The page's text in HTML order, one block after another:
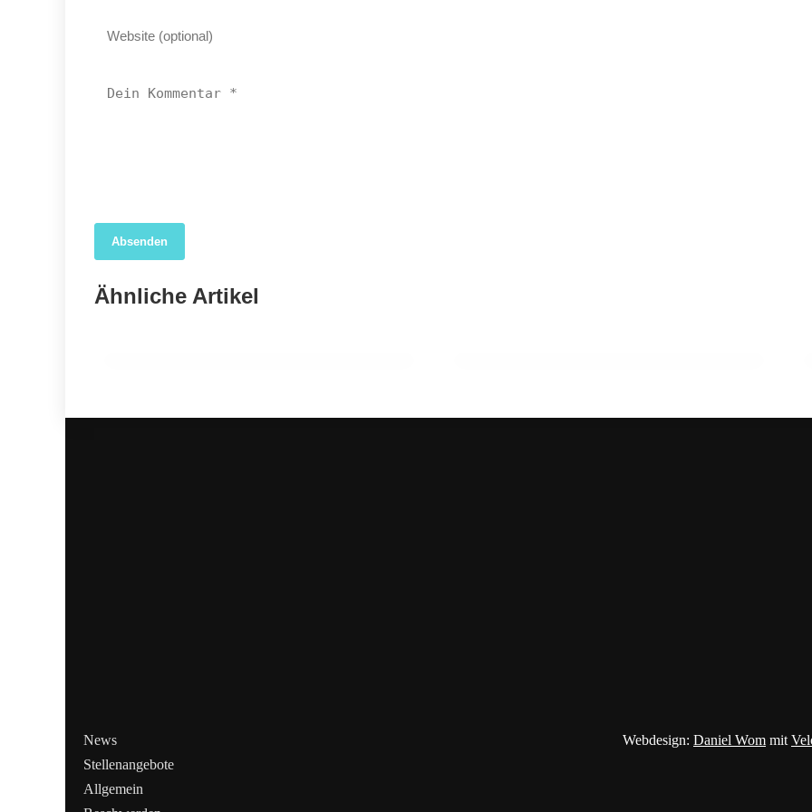
Absenden
Ähnliche Artikel
Heuschnupfen im Anmarsch: So
kämpft Deutschland gegen die
News
Stellenangebote
Allgemein
Webdesign: Daniel Wom mit